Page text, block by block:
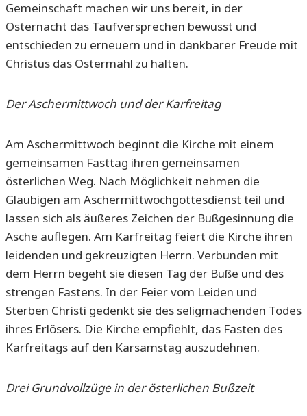
Gemeinschaft machen wir uns bereit, in der
Osternacht das Taufversprechen bewusst und
entschieden zu erneuern und in dankbarer Freude mit
Christus das Ostermahl zu halten.
Der Aschermittwoch und der Karfreitag
Am Aschermittwoch beginnt die Kirche mit einem
gemeinsamen Fasttag ihren gemeinsamen
österlichen Weg. Nach Möglichkeit nehmen die
Gläubigen am Aschermittwochgottesdienst teil und
lassen sich als äußeres Zeichen der Bußgesinnung die
Asche auflegen. Am Karfreitag feiert die Kirche ihren
leidenden und gekreuzigten Herrn. Verbunden mit
dem Herrn begeht sie diesen Tag der Buße und des
strengen Fastens. In der Feier vom Leiden und
Sterben Christi gedenkt sie des seligmachenden Todes
ihres Erlösers. Die Kirche empfiehlt, das Fasten des
Karfreitags auf den Karsamstag auszudehnen.
Drei Grundvollzüge in der österlichen Bußzeit